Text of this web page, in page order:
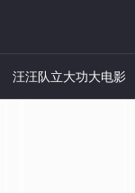
汪汪队立大功大电影